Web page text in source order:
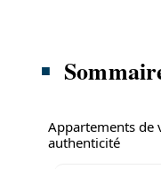
Appartements de
authenticité